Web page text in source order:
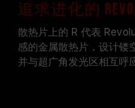
追求进化的
散热片上的 R 代表
感的金属散热片，设计镂
并与超广角发光区相互呼